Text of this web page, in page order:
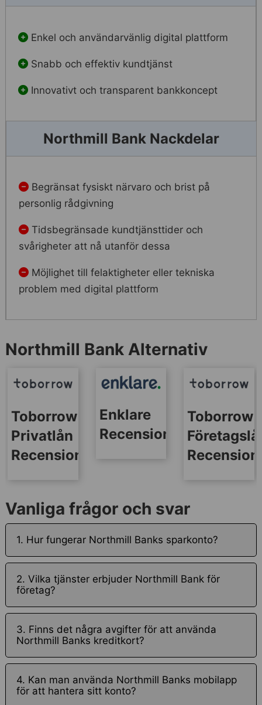
Enkel och användarvänlig digital plattform
Snabb och effektiv kundtjänst
Innovativt och transparent bankkoncept
Northmill Bank Nackdelar
Begränsat fysiskt närvaro och brist på
personlig rådgivning
Tidsbegränsade kundtjänsttider och
svårigheter att nå utanför dessa
Möjlighet till felaktigheter eller tekniska
problem med digital plattform
Northmill Bank Alternativ
Toborrow
Privatlån
Recension
Enklare
Recensionen
Toborrow
Recension
Vanliga frågor och svar
1. Hur fungerar Northmill Banks sparkonto?
2. Vilka tjänster erbjuder Northmill Bank för
företag?
3. Finns det några avgifter för att använda
Northmill Banks kreditkort?
4. Kan man använda Northmill Banks mobilapp
för att hantera sitt konto?